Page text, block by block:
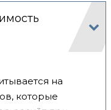
на
которые